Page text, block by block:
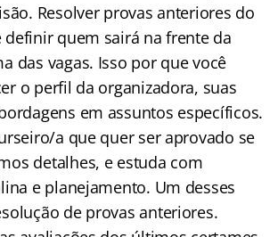
Resolver provas anteriores do
definir quem sairá na frente da
das vagas. Isso por que você
o perfil da organizadora, suas
em assuntos específicos.
a que quer ser aprovado se
detalhes, e estuda com
e planejamento. Um desses
de provas anteriores.